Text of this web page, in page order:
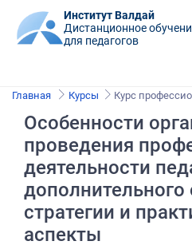
Институт Валдай
Дистанционное
для педагогов
Главная Курсы Курс
Особенности
проведения
деятельности
дополнительного
стратегии и
аспекты